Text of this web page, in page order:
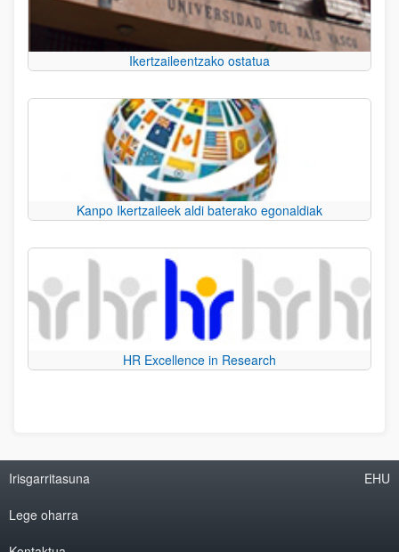
Ikertzaileentzako ostatua
Kanpo Ikertzaileek aldi baterako egonaldiak
HR Excellence in Research
Irisgarritasuna
Lege oharra
EHU